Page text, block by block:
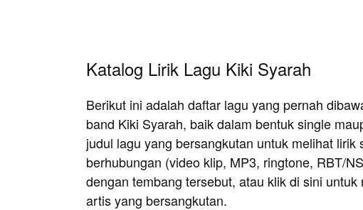
Katalog Lirik Lagu Kiki Syarah
Berikut ini adalah daftar lagu yang pernah
band Kiki Syarah, baik dalam bentuk single
judul lagu yang bersangkutan untuk melihat lirik
berhubungan (video klip, MP3, ringtone, RBT/
dengan tembang tersebut, atau klik di sini
artis yang bersangkutan.